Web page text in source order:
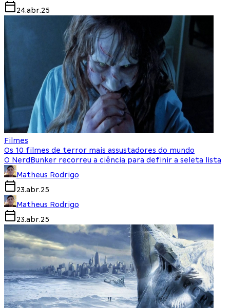
24.abr.25
Filmes
Os 10 filmes de terror mais assustadores do mundo
O NerdBunker recorreu a ciência para definir a seleta lista
Matheus Rodrigo
23.abr.25
Matheus Rodrigo
23.abr.25